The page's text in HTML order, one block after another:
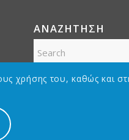
ΑΝΑΖΗΤΗΣΗ
χρήσης του, καθώς και